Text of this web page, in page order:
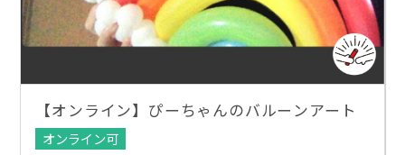
【オンライン】ぴーちゃんのバルーンアート
オンライン可